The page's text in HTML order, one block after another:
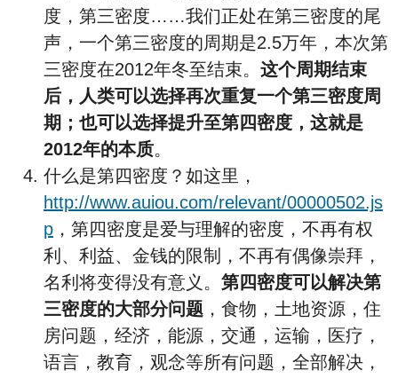
度，第三密度……我们正处在第三密度的尾
声，一个第三密度的周期是2.5万年，本次第
三密度在2012年冬至结束。 这个周期结束
后，人类可以选择再次重复一个第三密度周
期；也可以选择提升至第四密度，这就是
2012年的本质。
什么是第四密度？如这里，
http://www.auiou.com/relevant/00000502.js
p，第四密度是爱与理解的密度，不再有权
利、利益、金钱的限制，不再有偶像崇拜，
名利将变得没有意义。 第四密度可以解决第
三密度的大部分问题，食物，土地资源，住
房问题，经济，能源，交通，运输，医疗，
语言，教育，观念等所有问题，全部解决，